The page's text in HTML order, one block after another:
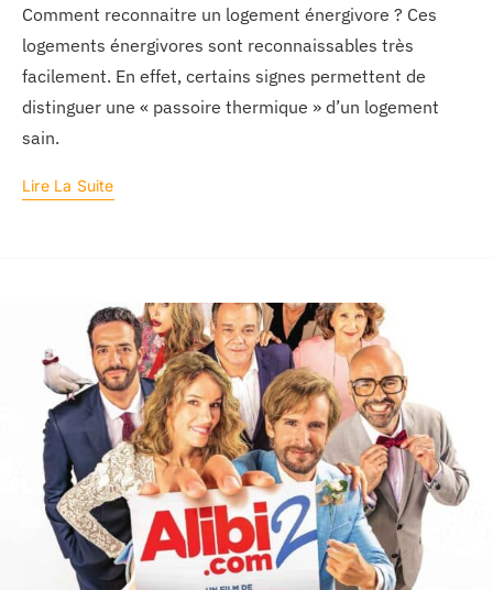
Comment reconnaitre un logement énergivore ? Ces
logements énergivores sont reconnaissables très
facilement. En effet, certains signes permettent de
distinguer une « passoire thermique » d’un logement
sain.
Lire La Suite